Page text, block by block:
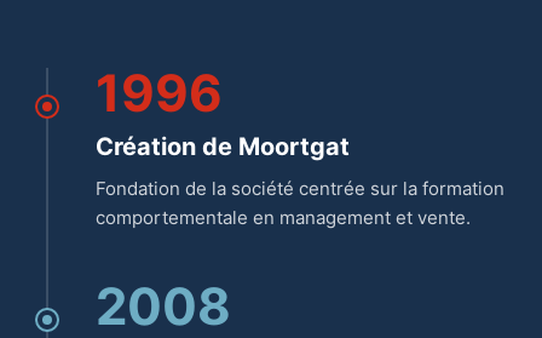
1996
Création de Moortgat
Fondation de la société centrée sur la formation
comportementale en management et vente.
2008